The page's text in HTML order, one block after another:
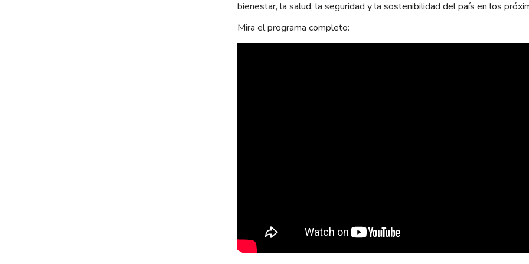
bienestar, la salud, la seguridad y la sostenibilidad del país en los
Mira el programa completo: